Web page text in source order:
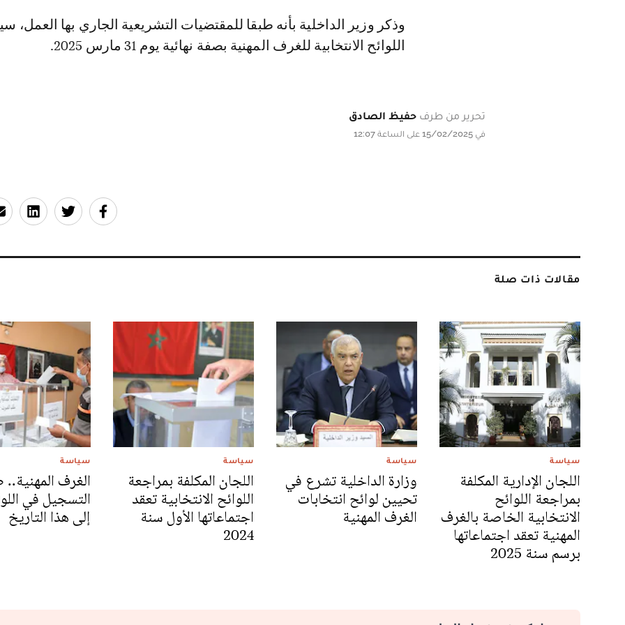
وذكر وزير الداخلية بأنه طبقا للمقتضيات التشريعية الجاري بها العمل،
اللوائح الانتخابية للغرف المهنية بصفة نهائية يوم 31 مارس 2025.
تحرير من طرف حفيظ الصادق
في 15/02/2025 على الساعة 12:07
مقالات ذات صلة
سياسة
اللجان الإدارية المكلفة
بمراجعة اللوائح
الانتخابية الخاصة بالغرف
المهنية تعقد اجتماعاتها
برسم سنة 2025
سياسة
وزارة الداخلية تشرع في
تحيين لوائح انتخابات
الغرف المهنية
سياسة
اللجان المكلفة بمراجعة
اللوائح الانتخابية تعقد
اجتماعاتها الأول سنة
2024
سياسة
الغرف المهنية..
التسجيل في
إلى هذا التاريخ